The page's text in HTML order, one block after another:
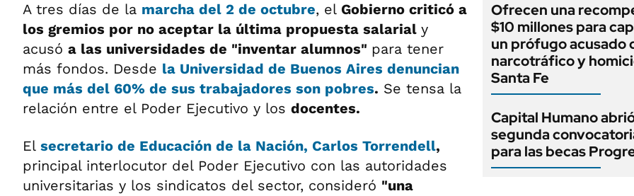
A tres días de la marcha del 2 de octubre, el Gobierno criticó a
los gremios por no aceptar la última propuesta salarial y
acusó a las universidades de "inventar alumnos" para tener
más fondos. Desde la Universidad de Buenos Aires denuncian
que más del 60% de sus trabajadores son pobres. Se tensa la
relación entre el Poder Ejecutivo y los docentes.
El secretario de Educación de la Nación, Carlos Torrendell,
principal interlocutor del Poder Ejecutivo con las autoridades
universitarias y los sindicatos del sector, consideró "una
Ofrecen una
$10 millones para
un prófugo acusado
narcotráfico y
Santa Fe
Capital Humano
segunda
para las becas